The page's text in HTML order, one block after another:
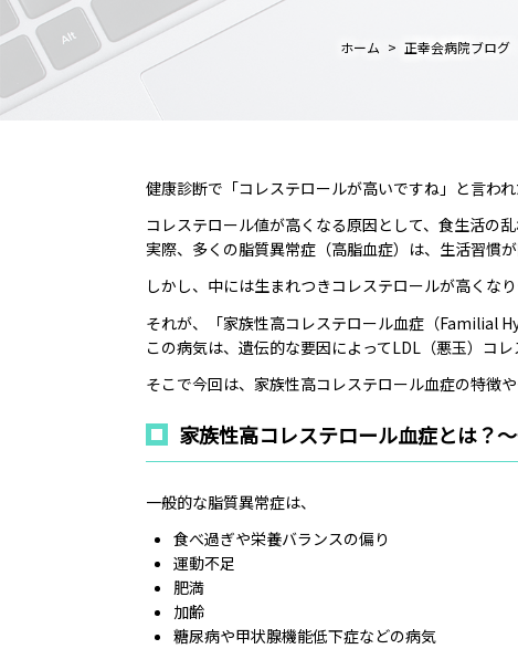
ホーム 正幸会病院ブログ
健康診断で「コレステロールが高いですね」と言わ
コレステロール値が高くなる原因として、食生活の
実際、多くの脂質異常症（高脂血症）は、生活習慣が
しかし、中には生まれつきコレステロールが高くなり
それが、「家族性高コレステロール血症（Familial
この病気は、遺伝的な要因によってLDL（悪玉）コ
そこで今回は、家族性高コレステロール血症の特徴
家族性高コレステロール血症とは？
一般的な脂質異常症は、
食べ過ぎや栄養バランスの偏り
運動不足
肥満
加齢
糖尿病や甲状腺機能低下症などの病気